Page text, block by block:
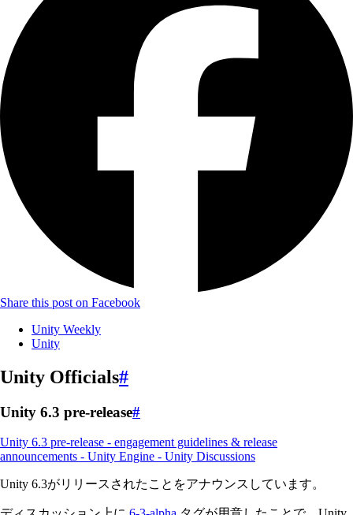
Share this post on Facebook
Unity Weekly
Unity
Unity Officials#
Unity 6.3 pre-release#
Unity 6.3 pre-release - engagement guidelines & release
announcements - Unity Engine - Unity Discussions
Unity 6.3がリリースされたことをアナウンスしています。